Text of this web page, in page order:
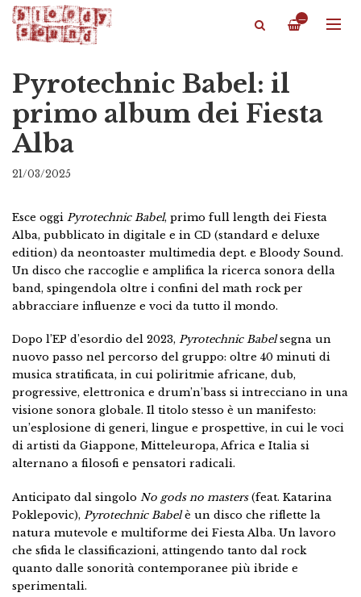
—
Pyrotechnic Babel: il
primo album dei Fiesta
Alba
21/03/2025
Esce oggi Pyrotechnic Babel, primo full length dei Fiesta
Alba, pubblicato in digitale e in CD (standard e deluxe
edition) da neontoaster multimedia dept. e Bloody Sound.
Un disco che raccoglie e amplifica la ricerca sonora della
band, spingendola oltre i confini del math rock per
abbracciare influenze e voci da tutto il mondo.
Dopo l’EP d’esordio del 2023, Pyrotechnic Babelsegna un
nuovo passo nel percorso del gruppo: oltre 40 minuti di
musica stratificata, in cui poliritmie africane, dub,
progressive, elettronica e drum’n’bass si intrecciano in una
visione sonora globale. Il titolo stesso è un manifesto:
un’esplosione di generi, lingue e prospettive, in cui le voci
di artisti da Giappone, Mitteleuropa, Africa e Italia si
alternano a filosofi e pensatori radicali.
Anticipato dal singolo No gods no masters(feat. Katarina
Poklepovic), Pyrotechnic Babelè un disco che riflette la
natura mutevole e multiforme dei Fiesta Alba. Un lavoro
che sfida le classificazioni, attingendo tanto dal rock
quanto dalle sonorità contemporanee più ibride e
sperimentali.